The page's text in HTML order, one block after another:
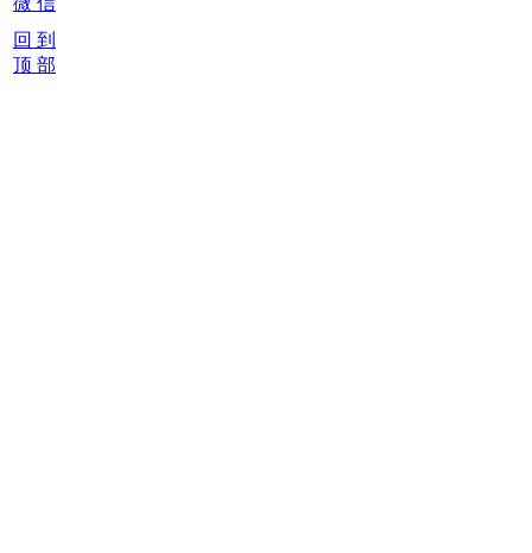
回 到
顶 部